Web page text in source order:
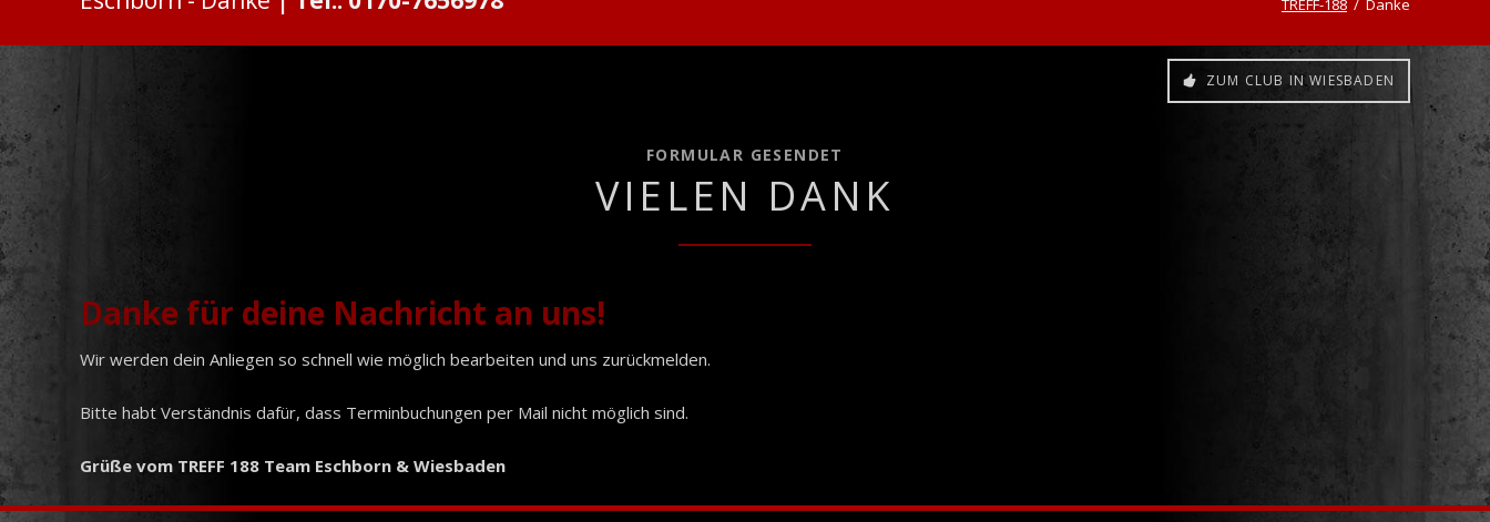
TREFF-188 Danke
ZUM CLUB IN WIESBADEN
FORMULAR GESENDET
VIELEN DANK
Danke für deine Nachricht an uns!
Wir werden dein Anliegen so schnell wie möglich bearbeiten und uns zurückmelden.
Bitte habt Verständnis dafür, dass Terminbuchungen per Mail nicht möglich sind.
Grüße vom TREFF 188 Team Eschborn & Wiesbaden